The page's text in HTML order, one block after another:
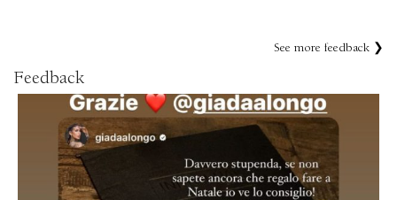
Feedback
See more feedback ❯